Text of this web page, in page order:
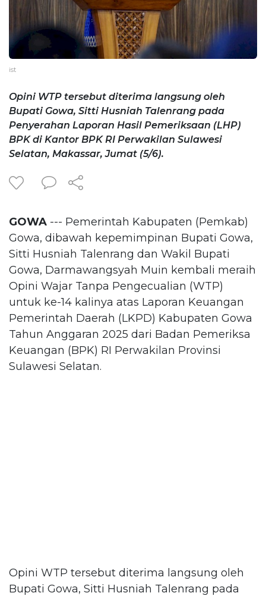
ist
Opini WTP tersebut diterima langsung oleh
Bupati Gowa, Sitti Husniah Talenrang pada
Penyerahan Laporan Hasil Pemeriksaan (LHP)
BPK di Kantor BPK RI Perwakilan Sulawesi
Selatan, Makassar, Jumat (5/6).
GOWA --- Pemerintah Kabupaten (Pemkab)
Gowa, dibawah kepemimpinan Bupati Gowa,
Sitti Husniah Talenrang dan Wakil Bupati
Gowa, Darmawangsyah Muin kembali meraih
Opini Wajar Tanpa Pengecualian (WTP)
untuk ke-14 kalinya atas Laporan Keuangan
Pemerintah Daerah (LKPD) Kabupaten Gowa
Tahun Anggaran 2025 dari Badan Pemeriksa
Keuangan (BPK) RI Perwakilan Provinsi
Sulawesi Selatan.
Opini WTP tersebut diterima langsung oleh
Bupati Gowa, Sitti Husniah Talenrang pada